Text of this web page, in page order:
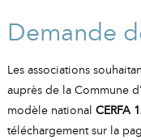
Demande
Les associations
auprès de la Commune
modèle national CERFA
téléchargement sur la